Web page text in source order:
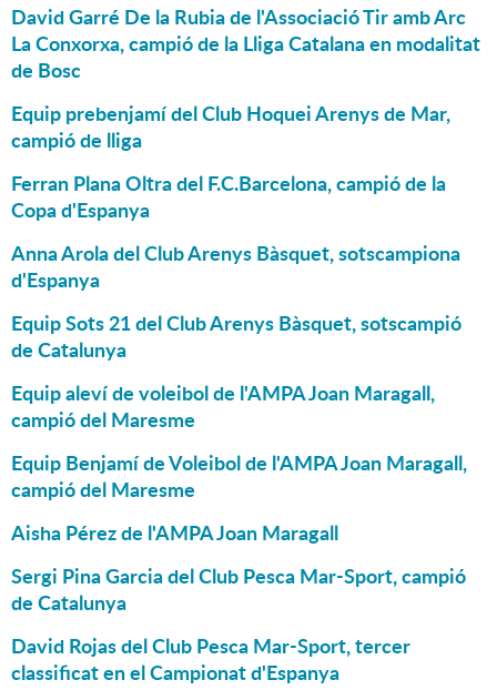
David Garré De la Rubia de l'Associació Tir amb Arc
La Conxorxa, campió de la Lliga Catalana en modalitat
de Bosc
Equip prebenjamí del Club Hoquei Arenys de Mar,
campió de lliga
Ferran Plana Oltra del F.C.Barcelona, campió de la
Copa d'Espanya
Anna Arola del Club Arenys Bàsquet, sotscampiona
d'Espanya
Equip Sots 21 del Club Arenys Bàsquet, sotscampió
de Catalunya
Equip aleví de voleibol de l'AMPA Joan Maragall,
campió del Maresme
Equip Benjamí de Voleibol de l'AMPA Joan Maragall,
campió del Maresme
Aisha Pérez de l'AMPA Joan Maragall
Sergi Pina Garcia del Club Pesca Mar-Sport, campió
de Catalunya
David Rojas del Club Pesca Mar-Sport, tercer
classificat en el Campionat d'Espanya